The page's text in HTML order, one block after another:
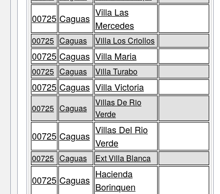
00725 Caguas Villa Las
Mercedes
00725 Caguas Villa Los Criollos
00725 Caguas Villa Maria
00725 Caguas Villa Turabo
00725 Caguas Villa Victoria
00725 Caguas
Villas De Rio
Verde
00725 Caguas Villas Del Rio
Verde
00725 Caguas Ext Villa Blanca
00725 Caguas Hacienda
Borinquen